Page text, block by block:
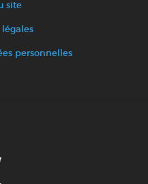
site
personnelles